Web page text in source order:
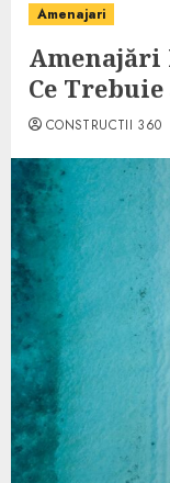
Amenajari
Ce
CONSTRUCTII 360